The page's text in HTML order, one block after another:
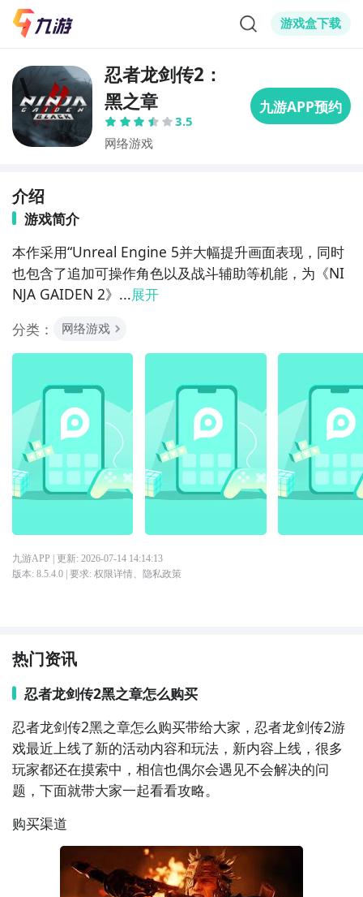
游戏盒下载
忍者龙剑传2：
黑之章
3.5
网络游戏
介绍
游戏简介
本作采用“Unreal Engine 5并大幅提升画面表现，同时
也包含了追加可操作角色以及战斗辅助等机能，为《NI
NJA GAIDEN 2》...展开
分类：
网络游戏
九游APP | 更新: 2026-07-14 14:14:13
版本: 8.5.4.0| 要求: 权限详情、 隐私政策
热门资讯
忍者龙剑传2黑之章怎么购买
忍者龙剑传2黑之章怎么购买带给大家，忍者龙剑传2游
戏最近上线了新的活动内容和玩法，新内容上线，很多
玩家都还在摸索中，相信也偶尔会遇见不会解决的问
题，下面就带大家一起看看攻略。
购买渠道